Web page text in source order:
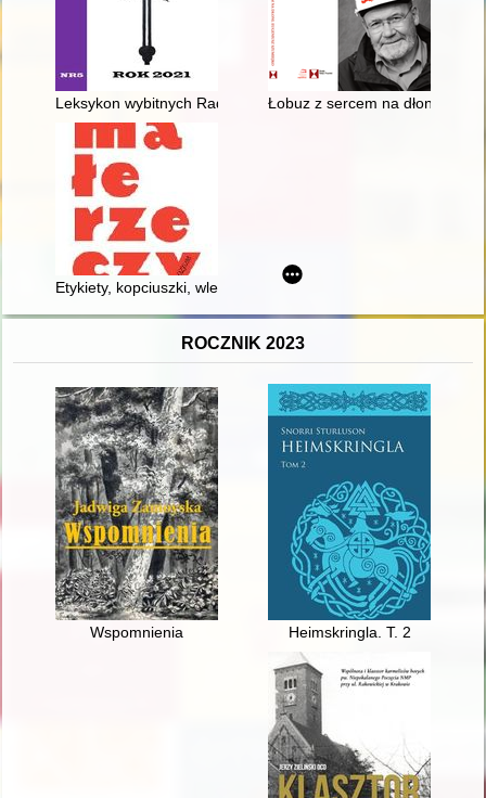
Leksykon wybitnych RadzanowianŁobuz z sercem na dłoni :
Etykiety, kopciuszki, wlepki... : ulotne małe formy = Labels,
ROCZNIK 2023
Wspomnienia Heimskringla. T. 2